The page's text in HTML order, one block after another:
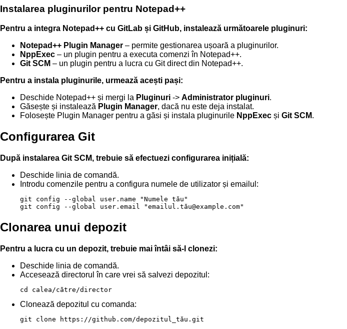
Instalarea pluginurilor pentru Notepad++
Pentru a integra Notepad++ cu GitLab și GitHub, instalează următoarele pluginuri:
Notepad++ Plugin Manager – permite gestionarea ușoară a pluginurilor.
NppExec – un plugin pentru a executa comenzi în Notepad++.
Git SCM – un plugin pentru a lucra cu Git direct din Notepad++.
Pentru a instala pluginurile, urmează acești pași:
Deschide Notepad++ și mergi la Pluginuri -> Administrator pluginuri.
Găsește și instalează Plugin Manager, dacă nu este deja instalat.
Folosește Plugin Manager pentru a găsi și instala pluginurile NppExec și Git SCM.
Configurarea Git
După instalarea Git SCM, trebuie să efectuezi configurarea inițială:
Deschide linia de comandă.
Introdu comenzile pentru a configura numele de utilizator și emailul:
git config --global user.name "Numele tău"
git config --global user.email "emailul.tău@example.com"
Clonarea unui depozit
Pentru a lucra cu un depozit, trebuie mai întâi să-l clonezi:
Deschide linia de comandă.
Accesează directorul în care vrei să salvezi depozitul:
cd calea/către/director
Clonează depozitul cu comanda:
git clone https://github.com/depozitul_tău.git